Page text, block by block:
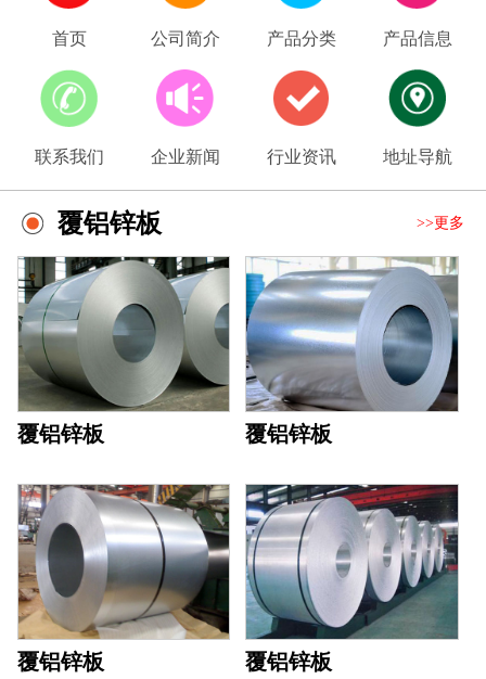
首页 公司简介 产品分类 产品信息
联系我们 企业新闻 行业资讯 地址导航
覆铝锌板 >>更多
覆铝锌板 覆铝锌板
覆铝锌板 覆铝锌板